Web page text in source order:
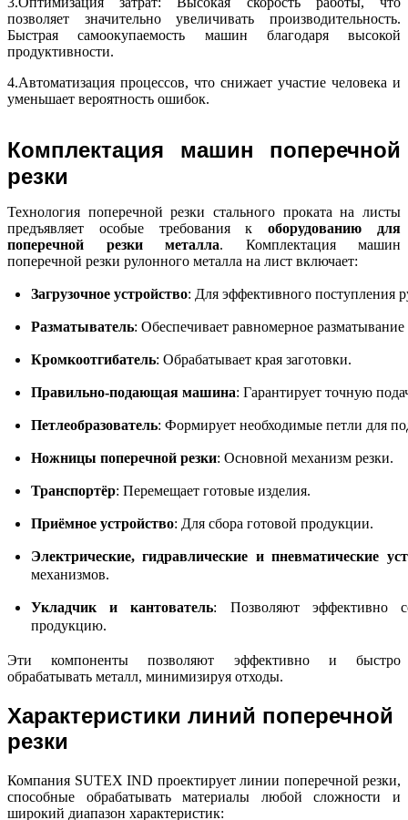
позволяет значительно увеличивать производительность.
Быстрая самоокупаемость машин благодаря высокой
продуктивности.
4.Автоматизация процессов, что снижает участие человека и
уменьшает вероятность ошибок.
Комплектация машин поперечной
резки
Технология поперечной резки стального проката на листы
предъявляет особые требования коборудованию для
поперечной резки металла. Комплектация машин
поперечной резки рулонного металла на лист включает:
Загрузочное устройство: Для эффективного поступления
Разматыватель: Обеспечивает равномерное разматывание
Кромкоотгибатель: Обрабатывает края заготовки.
Правильно-подающая машина: Гарантирует точную
Петлеобразователь: Формирует необходимые петли для
Ножницы поперечной резки: Основной механизм резки.
Транспортёр: Перемещает готовые изделия.
Приёмное устройство: Для сбора готовой продукции.
Электрические, гидравлические и пневматические
механизмов.
Укладчик и кантователь: Позволяют эффективно
продукцию.
Эти компоненты позволяют эффективно и быстро
обрабатывать металл, минимизируя отходы.
Характеристики линий поперечной
резки
Компания SUTEX IND проектирует линии поперечной резки,
способные обрабатывать материалы любой сложности и
широкий диапазон характеристик: